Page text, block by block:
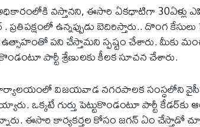
వ‌స్తాన‌ని, ఈసారి ఏక‌ధాటిగా 30ఏళ్లు
ప్రతిపక్షంలో ఉన్నప్పుడు బెదిరిస్తారు.. దొంగ
పని చేస్తామని స్పష్టం చేశారు. మీకు
పార్టీ శ్రేణులకు కీలక సూచన చేశారు.
కార్యాలయంలో విజయవాడ నగరపాలక సంస్ధలోని
ఒక్కటే గుర్తు పెట్టుకొండంటూ పార్టీ
ఈసారి కార్యకర్తల కోసం జగన్‌ ఏం చేస్తాడో